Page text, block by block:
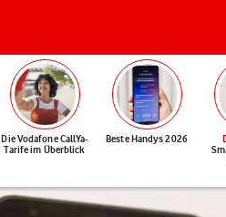
Die Vodafone CallYa-
Tarife im Überblick
Beste Handys 2026